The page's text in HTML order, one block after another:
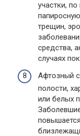
участки,
трещин,
средства,
случаях
Афтозный
полости,
или белых